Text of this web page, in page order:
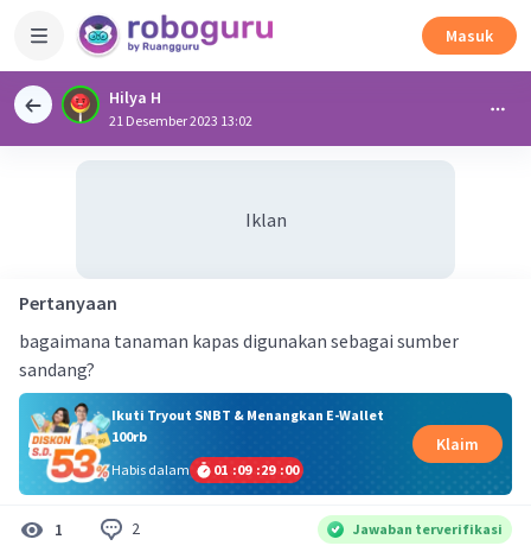
Masuk
Hilya H
21 Desember 2023 13:02
Iklan
Pertanyaan
bagaimana tanaman kapas digunakan sebagai sumber
sandang?
Ikuti Tryout SNBT & Menangkan E-Wallet
100rb
Habis dalam
01 :09 :29 :00
Klaim
1 2 Jawaban terverifikasi